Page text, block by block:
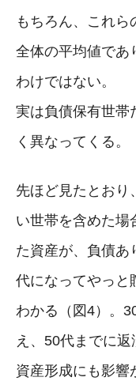
もちろん、これら
全体の平均値であ
わけではない。
実は負債保有世帯
く異なってくる。
先ほど見たとおり
い世帯を含めた場
た資産が、負債あ
代になってやっと
わかる（図4）。
え、50代までに
資産形成にも影響